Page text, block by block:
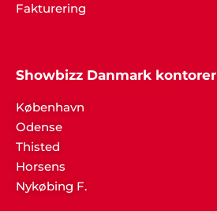
Fakturering
Showbizz Danmark kontorer
København
Odense
Thisted
Horsens
Nykøbing F.